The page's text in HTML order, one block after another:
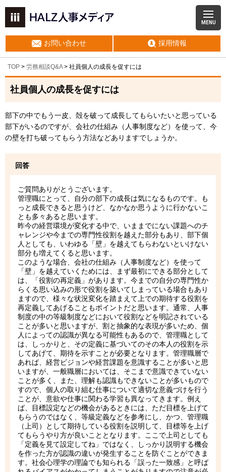
MENU
お問い合わせ 採用情報
TOP > 労務相談Q&A> 社員個人の成長を促すには
社員個人の成長を促すには
部下の中でもう一皮、殻を破って成長してもらいたいと思っている
部下がいるのですが、会社の仕組み（人事制度など）を使って、今
の壁を打ち破ってもらう方法などありますでしょうか。
回答
ご質問ありがとうございます。
管理職にとって、自分の部下の成長は気になるものです。も
っと成長できると思うけど、なかなか思うように行かないこ
とも多々あると思います。
昨今の経営環境が変化する中で、いままでにない課題へのチ
ャレンジや今までの専門性役割を越えた部分もあり、部下個
人としても、いわゆる「壁」を越えてもらわないといけない
部分も増えてくると思います。
このような場合、会社の仕組み（人事制度など）を使って
「壁」を越えていくためには、まず最初にできる部分として
は、「役割の再定義」があります。今までの自分の専門性か
らくる思い込みの形で役割を築いてしまっている場合もあり
ますので、様々な状況変化を踏まえて上での期待する役割を
再定義してあげることもポイントだと思います。通常、人事
制度の中の等級制度などにおいて役割などを明記されている
ことが多いと思いますが、割と抽象的な表現が多いため、個
人によっての認識が異なる可能性もあるので、管理職として
は、しっかりと、その定義に基づいてのその本人の役割を示
してあげて、期待を示すことが必要となります。管理職層で
あれば、経営ビジョンや経営課題を意識することが多いと思
いますが、一般職層においては、そこまで意識できていない
ことが多く、また、理解も認識もできないことが多いもので
すので、個人の取り組む仕事について適切な意義づけを行う
ことが、意欲や仕事に関わる学習も異なってきます。例え
ば、目標設定などの機会があるときには、ただ目標を上げて
もらうのではなく、等級定義などを参考にし、かつ、管理職
（上司）として期待している役割を説明して、目標等を上げ
てもらうやり方が良いこととなります。ここで上司としても
「定義を見て設定してね」ではなく、しっかり説明する機会
を作った方が認識の違いが発生することを防ぐことができま
す。社会心理学の理論でも知られる「誤った一致感」と呼ば